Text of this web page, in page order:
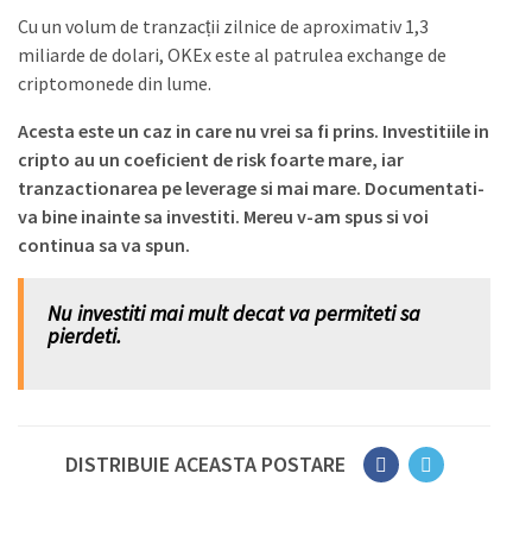
Cu un volum de tranzacții zilnice de aproximativ 1,3
miliarde de dolari, OKEx este al patrulea exchange de
criptomonede din lume.
Acesta este un caz in care nu vrei sa fi prins. Investitiile in
cripto au un coeficient de risk foarte mare, iar
tranzactionarea pe leverage si mai mare. Documentati-
va bine inainte sa investiti. Mereu v-am spus si voi
continua sa va spun.
Nu investiti mai mult decat va permiteti sa
pierdeti.
DISTRIBUIE ACEASTA POSTARE